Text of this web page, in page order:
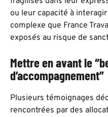
ou leur capacité à
complexe que France
exposés au risque de
Mettre en avant le
d’accompagnement”
Plusieurs témoignages
rencontrées par des